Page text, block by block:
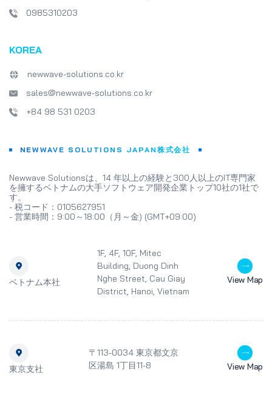
0985310203
KOREA
newwave-solutions.co.kr
sales@newwave-solutions.co.kr
+84 98 531 0203
NEWWAVE SOLUTIONS JAPAN株式会社
Newwave Solutionsは、14 年以上の経験と300人以上のIT専門家
を擁するベトナムの大手ソフトウェア開発企業トップ10社の1社で
す。
- 税コード：0105627951
- 営業時間：9:00～18:00（月～金) (GMT+09:00)
ベトナム本社
1F, 4F, 10F, Mitec
Building, Duong Dinh
Nghe Street, Cau Giay
District, Hanoi, Vietnam
View Map
東京支社
〒113-0034 東京都文京
区湯島 1丁目11-8
View Map